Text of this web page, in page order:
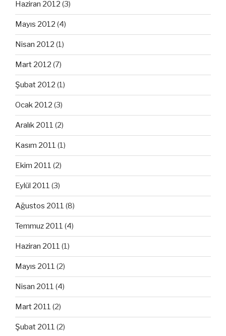
Haziran 2012 (3)
Mayıs 2012 (4)
Nisan 2012 (1)
Mart 2012 (7)
Şubat 2012 (1)
Ocak 2012 (3)
Aralık 2011 (2)
Kasım 2011 (1)
Ekim 2011 (2)
Eylül 2011 (3)
Ağustos 2011 (8)
Temmuz 2011 (4)
Haziran 2011 (1)
Mayıs 2011 (2)
Nisan 2011 (4)
Mart 2011 (2)
Şubat 2011 (2)